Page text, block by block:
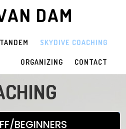
DAM
SKYDIVE COACHING
ORGANIZING CONTACT
BEGINNERS